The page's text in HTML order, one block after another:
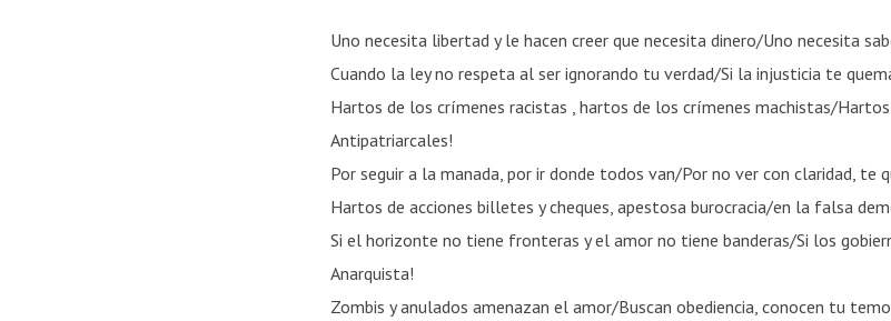
Uno necesita libertad y le hacen creer que necesita dinero/Uno necesita
Cuando la leyno respeta al ser ignorando tu verdad/Si la injusticia te
Hartos de los crímenes racistas , hartos de los crímenes machistas/
Antipatriarcales!
Por seguir a la manada, por ir donde todos van/Por no ver con claridad, te
Hartos de acciones billetes y cheques, apestosa burocracia/en la falsa
Si el horizonte no tiene fronteras y el amor no tiene banderas/Si los
Anarquista!
Zombis y anulados amenazan el amor/Buscan obediencia, conocen tu